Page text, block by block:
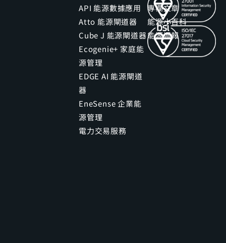
API 能源數據應用
Atto 能源閘道器
Cube J 能源閘道器
Ecogenie+ 家庭能
源管理
EDGE AI 能源閘道
器
EneSense 企業能
源管理
電力交易服務
專欄文章
能源小百科
能源週報